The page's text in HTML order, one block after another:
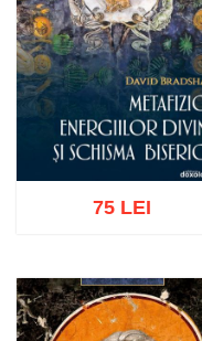
Adaugă în coș Wishlist
75 LEI